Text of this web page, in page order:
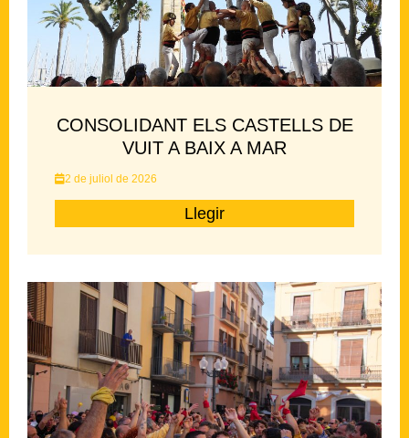
CONSOLIDANT ELS CASTELLS DE
VUIT A BAIX A MAR
2 de juliol de 2026
Llegir